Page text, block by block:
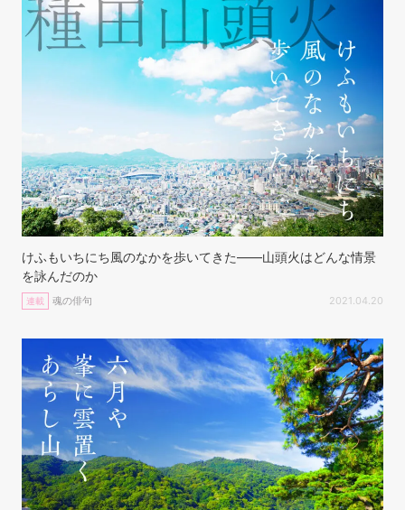
けふもいちにち風のなかを歩いてきた——山頭火はどんな情景
を詠んだのか
連載 魂の俳句 2021.04.20